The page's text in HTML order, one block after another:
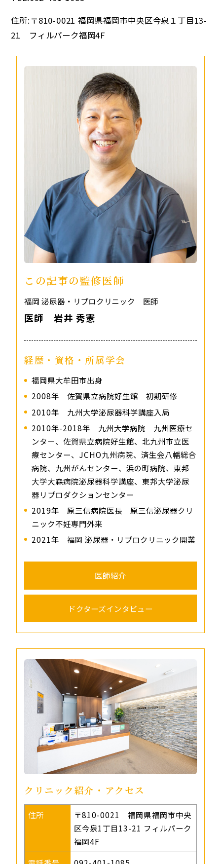
住所:〒810-0021 福岡県福岡市中央区今泉１丁目13-
21 フィルパーク福岡4F
この記事の監修医師
福岡 泌尿器・リプロクリニック 医師
医師 岩井 秀憲
経歴・資格・所属学会
福岡県大牟田市出身
2008年 佐賀県立病院好生館 初期研修
2010年 九州大学泌尿器科学講座入局
2010年-2018年 九州大学病院 九州医療セ
ンター、佐賀県立病院好生館、北九州市立医
療センター、JCHO九州病院、済生会八幡総合
病院、九州がんセンター、浜の町病院、東邦
大学大森病院泌尿器科学講座、東邦大学泌尿
器リプロダクションセンター
2019年 原三信病院医長 原三信泌尿器クリ
ニック不妊専門外来
2021年 福岡 泌尿器・リプロクリニック開業
医師紹介
ドクターズインタビュー
クリニック紹介・アクセス
住所
〒810-0021 福岡県福岡市中央
区今泉1丁目13-21 フィルパーク
福岡4F